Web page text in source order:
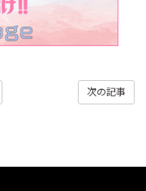
次の記事